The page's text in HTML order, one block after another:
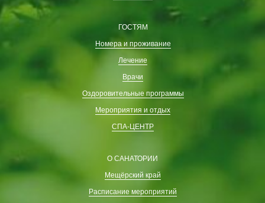
ГОСТЯМ
Номера и проживание
Лечение
Врачи
Оздоровительные программы
Мероприятия и отдых
СПА-ЦЕНТР
О САНАТОРИИ
Мещёрский край
Расписание мероприятий